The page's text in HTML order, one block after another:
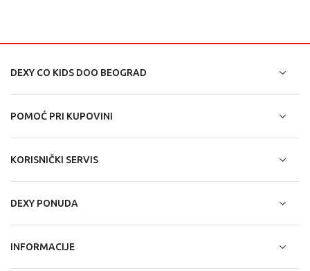
DEXY CO KIDS DOO BEOGRAD
POMOĆ PRI KUPOVINI
KORISNIČKI SERVIS
DEXY PONUDA
INFORMACIJE